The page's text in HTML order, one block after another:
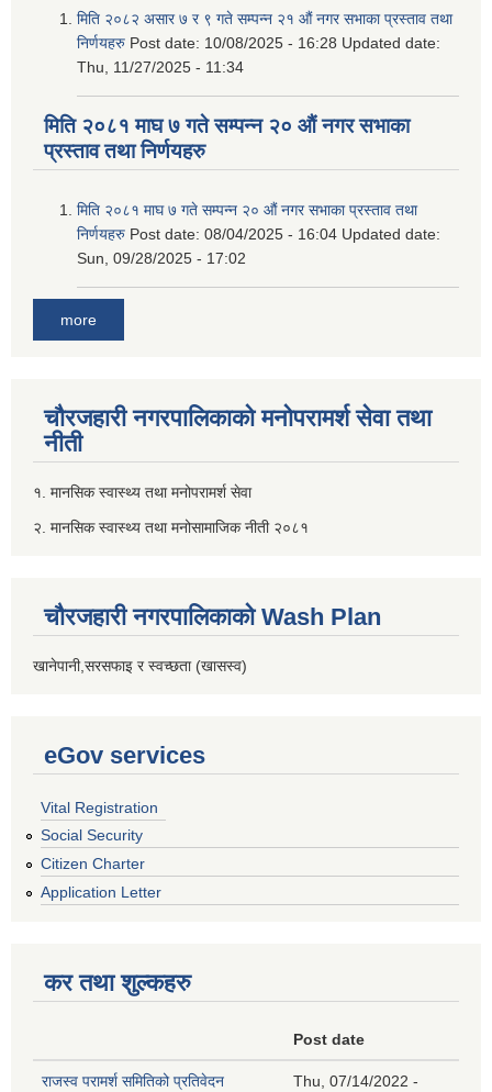
मिति २०८२ असार ७ र ९ गते सम्पन्न २१ औं नगर सभाका प्रस्ताव तथा
निर्णयहरु Post date: 10/08/2025 - 16:28 Updated date:
Thu, 11/27/2025 - 11:34
मिति २०८१ माघ ७ गते सम्पन्न २० औं नगर सभाका
प्रस्ताव तथा निर्णयहरु
मिति २०८१ माघ ७ गते सम्पन्न २० औं नगर सभाका प्रस्ताव तथा
निर्णयहरु Post date: 08/04/2025 - 16:04 Updated date:
Sun, 09/28/2025 - 17:02
more
चौरजहारी नगरपालिकाको मनोपरामर्श सेवा तथा
नीती
१. मानसिक स्वास्थ्य तथा मनोपरामर्श सेवा
२. मानसिक स्वास्थ्य तथा मनोसामाजिक नीती २०८१
चौरजहारी नगरपालिकाको Wash Plan
खानेपानी,सरसफाइ र स्वच्छता (खासस्व)
eGov services
Vital Registration
Social Security
Citizen Charter
Application Letter
कर तथा शुल्कहरु
Post date
राजस्व परामर्श समितिको प्रतिवेदन
Thu, 07/14/2022 -